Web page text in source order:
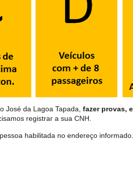
José da Lagoa Tapada, fazer provas,
registrar a sua CNH.
habilitada no endereço informado.